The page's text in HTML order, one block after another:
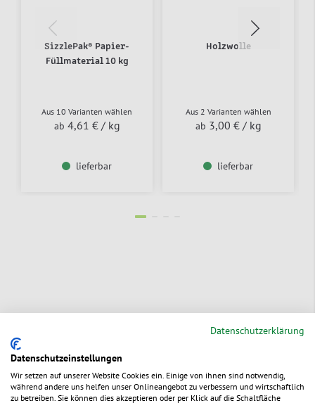
SizzlePak® Papier-
Füllmaterial 10 kg
Aus 10 Varianten wählen
ab 4,61 € / kg
lieferbar
Holzwolle
Aus 2 Varianten wählen
ab 3,00 € / kg
lieferbar
Für all unsere Produkte gilt das packVerde
Datenschutzerklärung
Datenschutzeinstellungen
Wir setzen auf unserer Website Cookies ein. Einige von ihnen sind notwendig,
während andere uns helfen unser Onlineangebot zu verbessern und wirtschaftlich
zu betreiben. Sie können dies akzeptieren oder per Klick auf die Schaltfläche